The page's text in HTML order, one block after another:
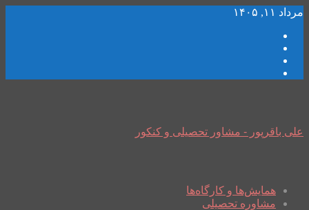
مرداد ۱۱, ۱۴۰۵
علی باقرپور - مشاور تحصیلی و کنکور
همایش‌ها و کارگاه‌ها
مشاوره تحصیلی